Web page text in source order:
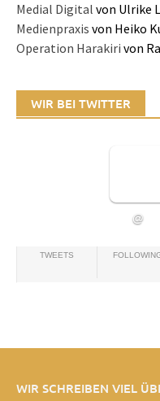
Medial Digital von Ulrike
Medienpraxis von Heiko
Operation Harakiri von
WIR BEI TWITTER
@
TWEETS
WIR SCHREIBEN VIEL